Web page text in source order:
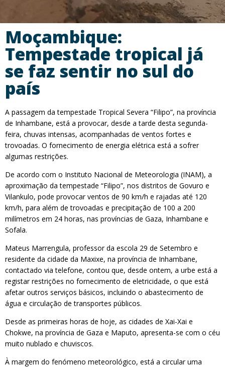
Moçambique:
Tempestade tropical já
se faz sentir no sul do
país
A passagem da tempestade Tropical Severa “Filipo”, na província
de Inhambane, está a provocar, desde a tarde desta segunda-
feira, chuvas intensas, acompanhadas de ventos fortes e
trovoadas. O fornecimento de energia elétrica está a sofrer
algumas restrições.
De acordo com o Instituto Nacional de Meteorologia (INAM), a
aproximação da tempestade “Filipo”, nos distritos de Govuro e
Vilankulo, pode provocar ventos de 90 km/h e rajadas até 120
km/h, para além de trovoadas e precipitação de 100 a 200
milímetros em 24 horas, nas províncias de Gaza, Inhambane e
Sofala.
Mateus Marrengula, professor da escola 29 de Setembro e
residente da cidade da Maxixe, na província de Inhambane,
contactado via telefone, contou que, desde ontem, a urbe está a
registar restrições no fornecimento de eletricidade, o que está
afetar outros serviços básicos, incluindo o abastecimento de
água e circulação de transportes públicos.
Desde as primeiras horas de hoje, as cidades de Xai-Xai e
Chokwe, na província de Gaza e Maputo, apresenta-se com o céu
muito nublado e chuviscos.
À margem do fenómeno meteorológico, está a circular uma